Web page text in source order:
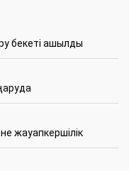
бекеті ашылды
жауапкершілік